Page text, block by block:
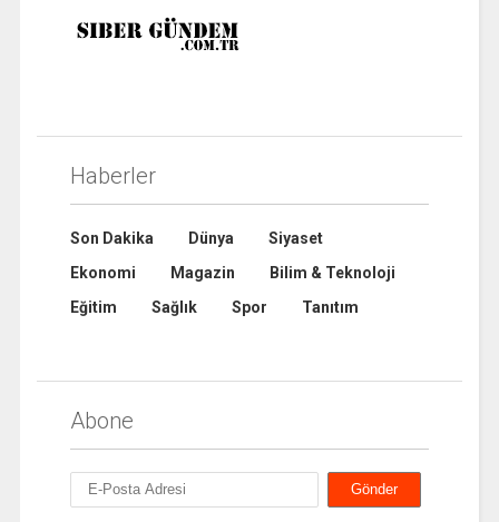
Haberler
Son Dakika Dünya
Siyaset
Ekonomi
Magazin
Bilim & Teknoloji
Eğitim
Sağlık Spor Tanıtım
Abone